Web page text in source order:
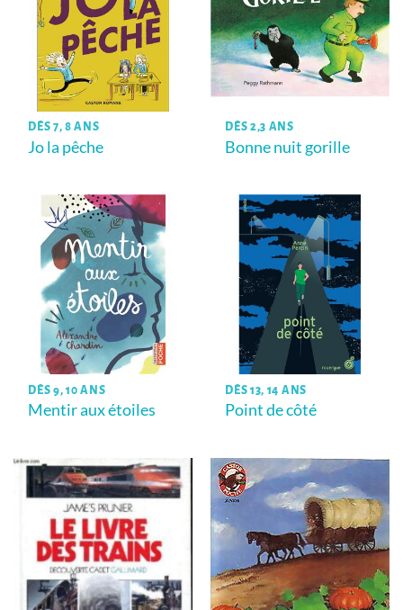
DÈS 7, 8 ANS
Jo la pêche
DÈS 2,3 ANS
Bonne nuit gorille
DÈS 9, 10 ANS
Mentir aux étoiles
DÈS 13, 14 ANS
Point de côté